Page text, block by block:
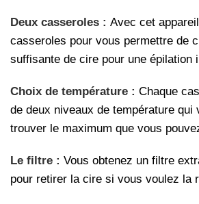
Deux casseroles : Avec cet
casseroles pour vous permettre de
suffisante de cire pour une épilation
Choix de température : Chaque
de deux niveaux de température qui
trouver le maximum que vous
Le filtre : Vous obtenez un filtre
pour retirer la cire si vous voulez la